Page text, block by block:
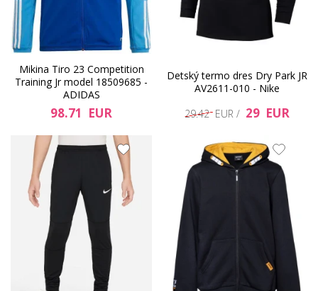
Mikina Tiro 23 Competition
Training Jr model 18509685 -
ADIDAS
98.71 EUR
Detský termo dres Dry Park JR
AV2611-010 - Nike
29.42 EUR / 29 EUR